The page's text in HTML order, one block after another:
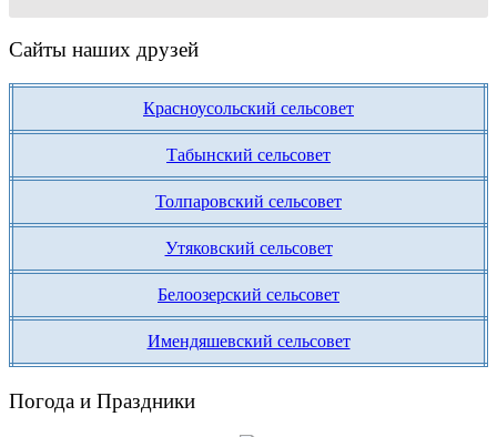
Сайты наших друзей
Красноусольский сельсовет
Табынский сельсовет
Толпаровский сельсовет
Утяковский сельсовет
Белоозерский сельсовет
Имендяшевский сельсовет
Погода и Праздники